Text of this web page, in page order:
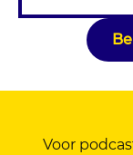
Voor